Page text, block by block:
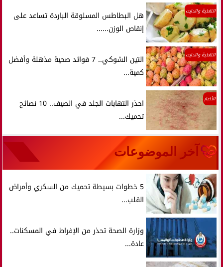
التغذية والدايت
هل البطاطس المسلوقة الباردة تساعد على
إنقاص الوزن......
التغذية والدايت
التين الشوكي.. 7 فوائد صحية مذهلة وأفضل
كمية...
الأخبار
احذر التهابات الجلد في الصيف.. 10 نصائح
تحميك...
آخر الموضوعات
5 خطوات بسيطة تحميك من السكري وأمراض
القلب...
وزارة الصحة تحذر من الإفراط في المسكنات..
عادة...